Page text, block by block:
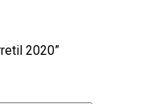
2020”